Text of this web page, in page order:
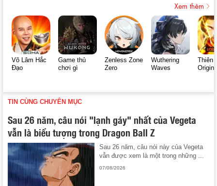
Xem thêm
Võ Lâm Hắc
Đạo
Game thủ
chơi gì
Zenless Zone
Zero
Wuthering
Waves
Thiên
Origin
TIN CÙNG CHUYÊN MỤC
Sau 26 năm, câu nói "lạnh gáy" nhất của Vegeta
vẫn là biểu tượng trong Dragon Ball Z
Sau 26 năm, câu nói này của Vegeta
vẫn được xem là một trong những ...
07/08/2026